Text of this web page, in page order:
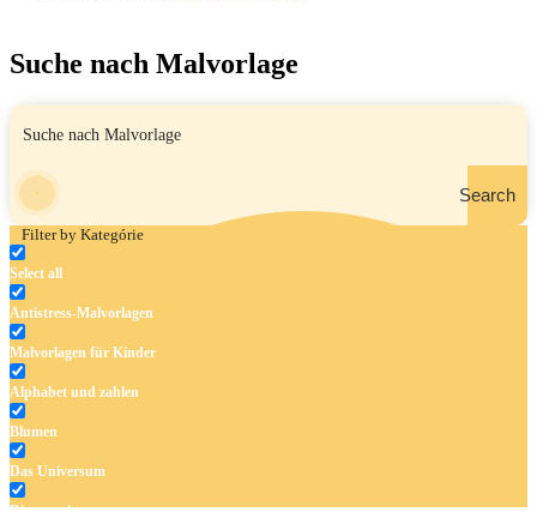
Suche nach Malvorlage
Search
Filter by Kategórie
Select all
Antistress-Malvorlagen
Malvorlagen für Kinder
Alphabet und zahlen
Blumen
Das Universum
Dinosaurier